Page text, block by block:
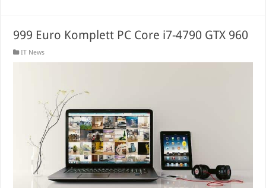
999 Euro Komplett PC Core i7-4790 GTX 960
IT News